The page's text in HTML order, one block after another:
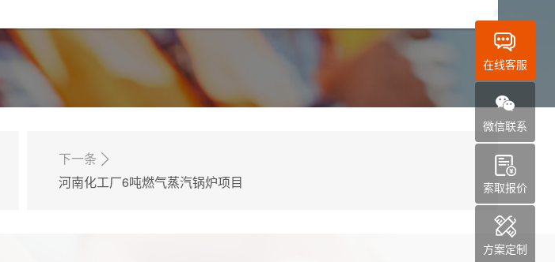
在线客服
微信联系
索取报价
方案定制
下一条
河南化工厂6吨燃气蒸汽锅炉项目